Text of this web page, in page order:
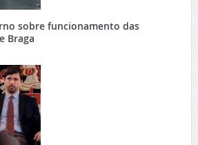
sobre funcionamento das
Braga